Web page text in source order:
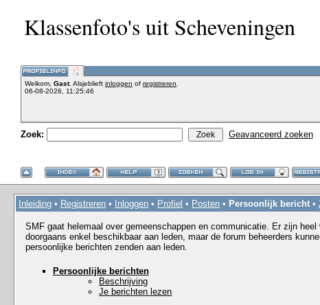
Klassenfoto's uit Scheveningen
Welkom, Gast. Alsjeblieft inloggen of registreren
06-08-2026, 11:25:46
Zoek: Geavanceerd zoeken
Inleiding • Registreren • Inloggen • Profiel • Posten • Persoonlijk bericht •
SMF gaat helemaal over gemeenschappen en communicatie. Er zijn
doorgaans enkel beschikbaar aan leden, maar de forum beheerders
persoonlijke berichten zenden aan leden.
Persoonlijke berichten
Beschrijving
Je berichten lezen